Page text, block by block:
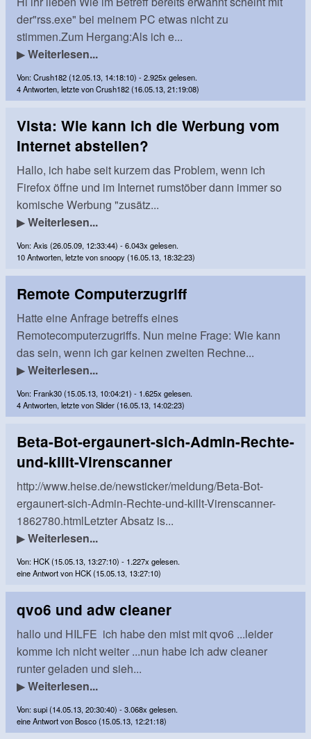
der"rss.exe" bei meinem PC etwas nicht zu
stimmen.Zum Hergang:Als ich e...
▶Weiterlesen...
Von: Crush182 (12.05.13, 14:18:10) - 2.925x gelesen.
4 Antworten, letzte von Crush182 (16.05.13, 21:19:08)
Vista: Wie kann ich die Werbung vom
Internet abstellen?
Hallo, ich habe seit kurzem das Problem, wenn ich
Firefox öffne und im Internet rumstöber dann immer so
komische Werbung "zusätz...
▶Weiterlesen...
Von: Axis (26.05.09, 12:33:44) - 6.043x gelesen.
10 Antworten, letzte von snoopy (16.05.13, 18:32:23)
Remote Computerzugriff
Hatte eine Anfrage betreffs eines
Remotecomputerzugriffs. Nun meine Frage: Wie kann
das sein, wenn ich gar keinen zweiten Rechne...
▶Weiterlesen...
Von: Frank30 (15.05.13, 10:04:21) - 1.625x gelesen.
4 Antworten, letzte von Slider (16.05.13, 14:02:23)
Beta-Bot-ergaunert-sich-Admin-Rechte-
und-killt-Virenscanner
http://www.heise.de/newsticker/meldung/Beta-Bot-
ergaunert-sich-Admin-Rechte-und-killt-Virenscanner-
1862780.htmlLetzter Absatz is...
▶Weiterlesen...
Von: HCK (15.05.13, 13:27:10) - 1.227x gelesen.
eine Antwort von HCK (15.05.13, 13:27:10)
qvo6 und adw cleaner
hallo und HILFE ich habe den mist mit qvo6 ...leider
komme ich nicht weiter ...nun habe ich adw cleaner
runter geladen und sieh...
▶Weiterlesen...
Von: supi (14.05.13, 20:30:40) - 3.068x gelesen.
eine Antwort von Bosco (15.05.13, 12:21:18)